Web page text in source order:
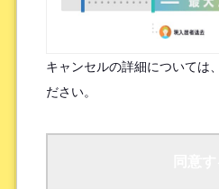
物件ポータルサイト
ブログやWeb記事を読んで
友人/知人からの口コミ
SNSインフルエンサーの投
キャンセルの詳細については、
ださい。